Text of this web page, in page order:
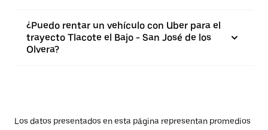
¿Puedo rentar un vehículo con Uber para el
trayecto Tlacote el Bajo - San José de los
Olvera?
Los datos presentados en esta página representan promedios